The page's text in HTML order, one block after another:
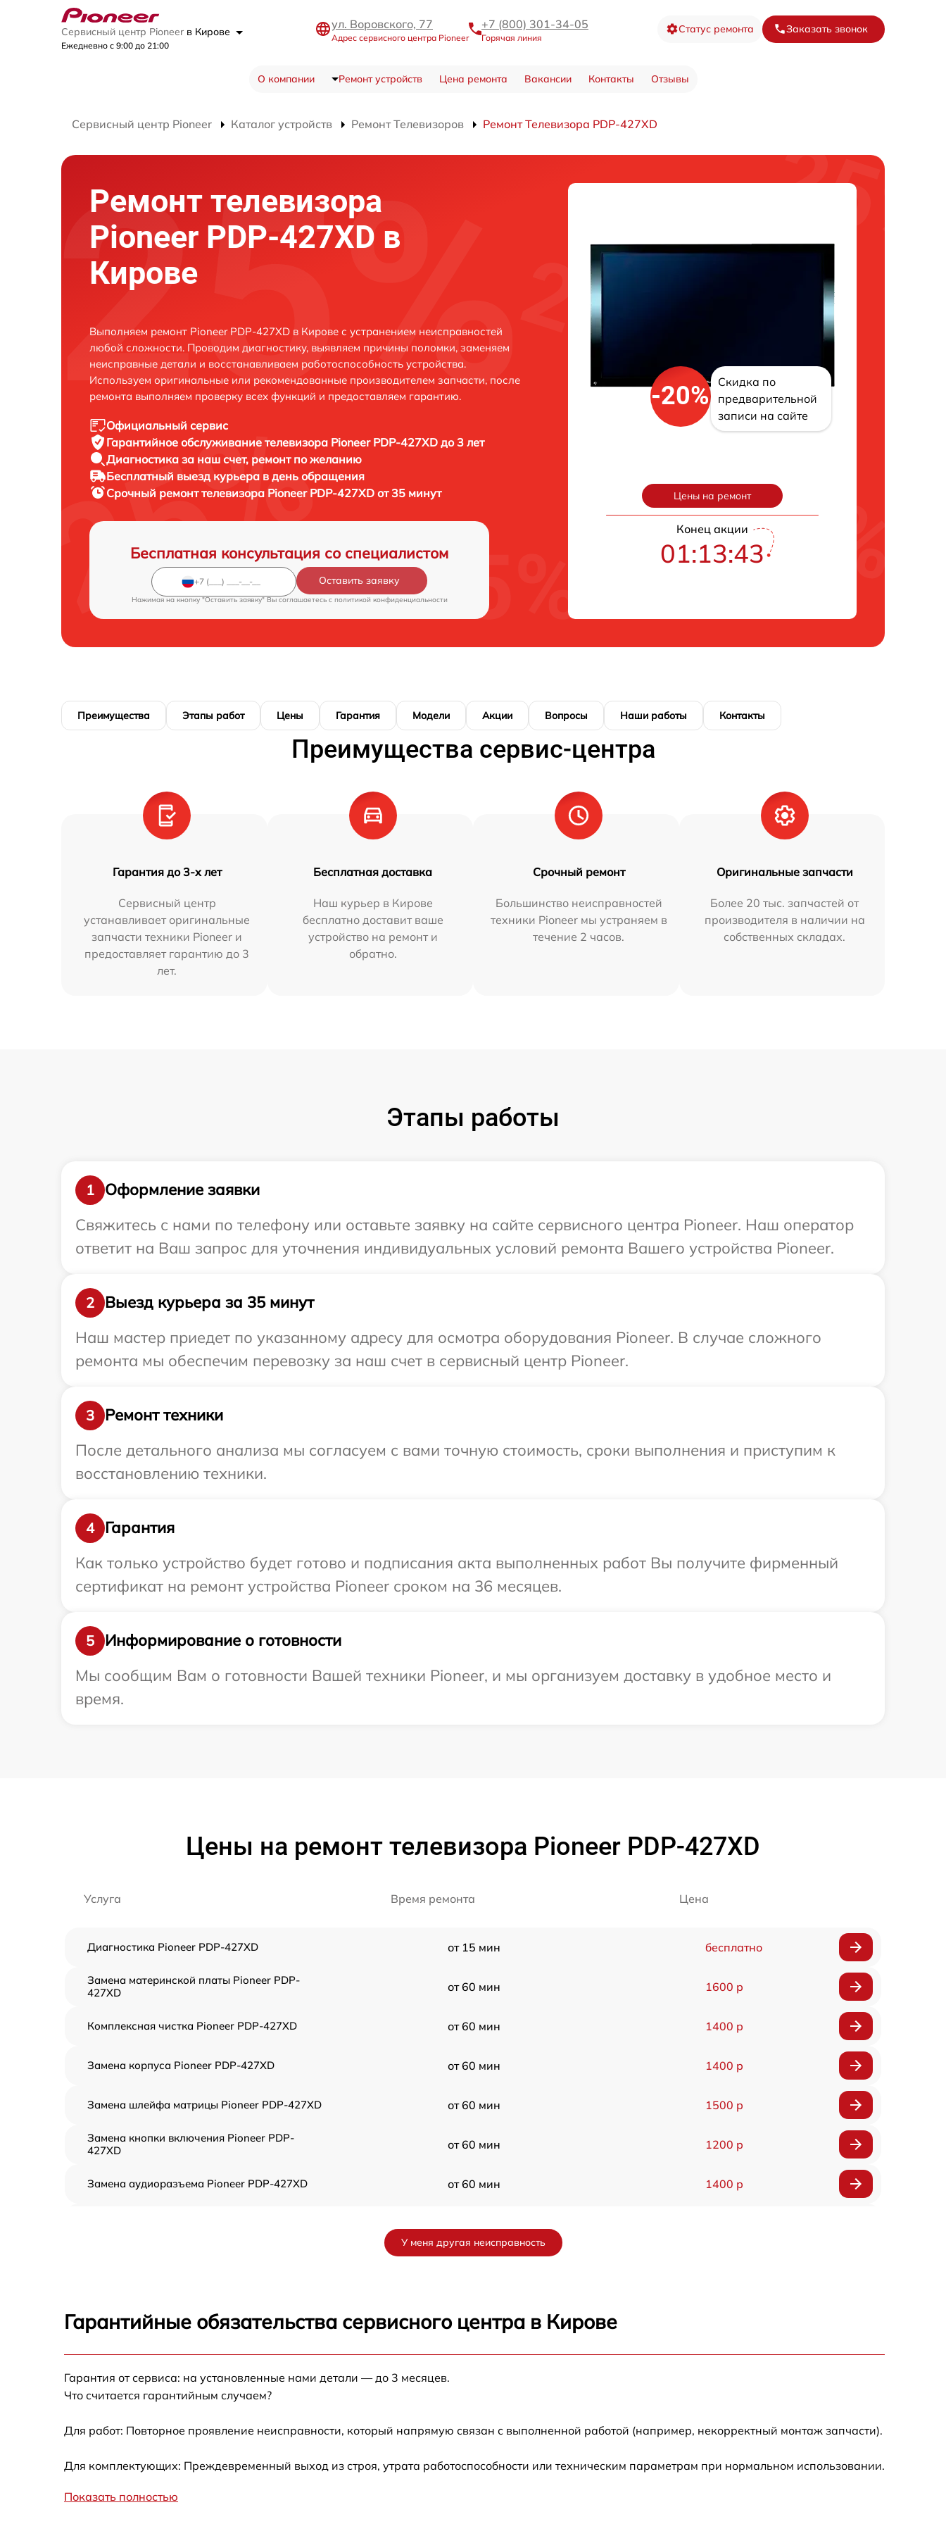
Сервисный центр Pioneer в Кирове
Ежедневно с 9:00 до 21:00
ул. Воровского, 77
Адрес сервисного центра Pioneer
+7 (800) 301-34-05
Горячая линия
Статус ремонта Заказать звонок
О компании Ремонт устройств Цена ремонта Вакансии Контакты Отзывы
Сервисный центр Pioneer Каталог устройств Ремонт Телевизоров Ремонт Телевизора PDP-427XD
Ремонт телевизора
Pioneer PDP-427XD в
Кирове
Выполняем ремонт Pioneer PDP-427XD в Кирове с устранением неисправностей
любой сложности. Проводим диагностику, выявляем причины поломки, заменяем
неисправные детали и восстанавливаем работоспособность устройства.
Используем оригинальные или рекомендованные производителем запчасти, после
ремонта выполняем проверку всех функций и предоставляем гарантию.
Официальный сервис
Гарантийное обслуживание телевизора Pioneer PDP-427XD до 3 лет
Диагностика за наш счет, ремонт по желанию
Бесплатный выезд курьера в день обращения
Срочный ремонттелевизора Pioneer PDP-427XD от 35 минут
Бесплатная консультация со специалистом
Оставить заявку
Нажимая на кнопку "Оставить заявку" Вы соглашаетесь c политикой конфиденциальности
-20%
Скидка по
предварительной
записи на сайте
Цены на ремонт
Конец акции
01:13:42
Преимущества Этапы работ Цены Гарантия Модели Акции Вопросы Наши работы Контакты
Преимущества сервис-центра
Гарантия до 3-х лет
Сервисный центр
устанавливает оригинальные
запчасти техники Pioneer и
предоставляет гарантию до 3
лет.
Бесплатная доставка
Наш курьер в Кирове
бесплатно доставит ваше
устройство на ремонт и
обратно.
Срочный ремонт
Большинство неисправностей
техники Pioneer мы устраняем в
течение 2 часов.
Оригинальные запчасти
Более 20 тыс. запчастей от
производителя в наличии на
собственных складах.
Этапы работы
1
Оформление заявки
Свяжитесь с нами по телефону или оставьте заявку на сайте сервисного центра Pioneer. Наш оператор
ответит на Ваш запрос для уточнения индивидуальных условий ремонта Вашего устройства Pioneer.
2
Выезд курьера за 35 минут
Наш мастер приедет по указанному адресу для осмотра оборудования Pioneer. В случае сложного
ремонта мы обеспечим перевозку за наш счет в сервисный центр Pioneer.
3
Ремонт техники
После детального анализа мы согласуем с вами точную стоимость, сроки выполнения и приступим к
восстановлению техники.
4
Гарантия
Как только устройство будет готово и подписания акта выполненных работ Вы получите фирменный
сертификат на ремонт устройства Pioneer сроком на 36 месяцев.
5
Информирование о готовности
Мы сообщим Вам о готовности Вашей техники Pioneer, и мы организуем доставку в удобное место и
время.
Цены на ремонт телевизора Pioneer PDP-427XD
Услуга Время ремонта Цена
Диагностика Pioneer PDP-427XD от 15 мин бесплатно
Замена материнской платы Pioneer PDP-
427XD
от 60 мин 1600 р
Комплексная чистка Pioneer PDP-427XD от 60 мин 1400 р
Замена корпуса Pioneer PDP-427XD от 60 мин 1400 р
Замена шлейфа матрицы Pioneer PDP-427XD от 60 мин 1500 р
Замена кнопки включения Pioneer PDP-
427XD
от 60 мин 1200 р
Замена аудиоразъема Pioneer PDP-427XD от 60 мин 1400 р
Прошивка блока управления Pioneer PDP-
от 60 мин
Замена контроллера Pioneer PDP-427XD от 60 мин
Ремонт блока управления Pioneer PDP-
427XD
У меня другая неисправность
Гарантийные обязательства сервисного центра в Кирове
Гарантия от сервиса: на установленные нами детали — до 3 месяцев.
Что считается гарантийным случаем?
Для работ: Повторное проявление неисправности, который напрямую связан с выполненной работой (например, некорректный монтаж запчасти).
Для комплектующих: Преждевременный выход из строя, утрата работоспособности или техническим параметрам при нормальном использовании.
Показать полностью